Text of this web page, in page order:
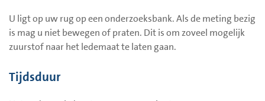
U ligt op uw rug op een onderzoeksbank. Als de meting bezig
is mag u niet bewegen of praten. Dit is om zoveel mogelijk
zuurstof naar het ledemaat te laten gaan.
Tijdsduur